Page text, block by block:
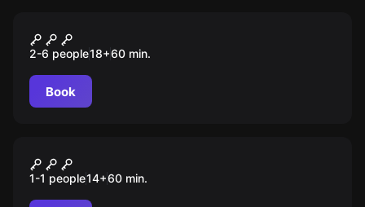
Клиника
2-6 people18+60 min.
Book
I Expect You to Die
1-1 people14+60 min.